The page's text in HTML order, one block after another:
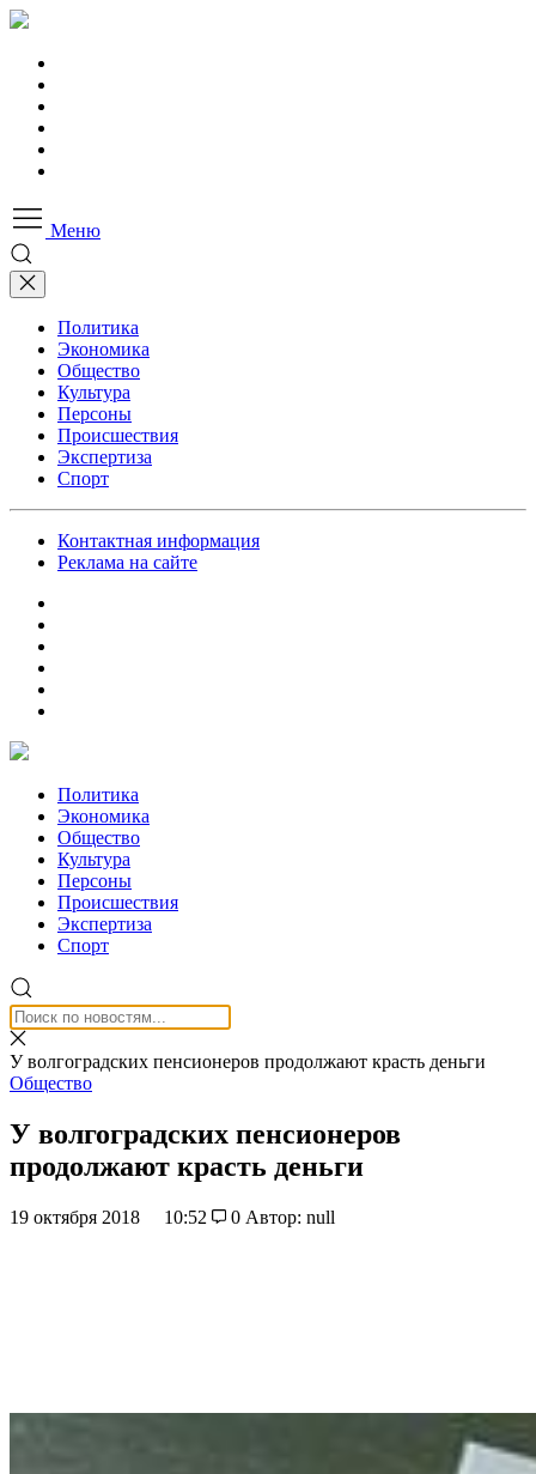
Меню
Политика
Экономика
Общество
Культура
Персоны
Происшествия
Экспертиза
Спорт
Контактная информация
Реклама на сайте
Политика
Экономика
Общество
Культура
Персоны
Происшествия
Экспертиза
Спорт
У волгоградских пенсионеров продолжают красть деньги
Общество
У волгоградских пенсионеров
продолжают красть деньги
19 октября 2018 10:52 0 Автор: null